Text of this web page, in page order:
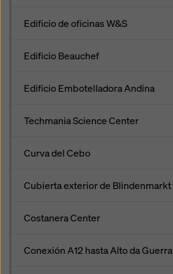
Edificio de oficinas W&S
Edificio Beauchef
Edificio Embotelladora Andina
Techmania Science Center
Curva del Cebo
Cubierta exterior de Blindenmarkt
Costanera Center
Conexión A12 hasta Alto da Guerra